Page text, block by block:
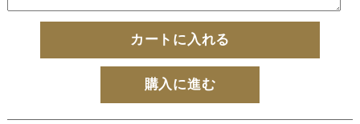
カートに入れる
購入に進む